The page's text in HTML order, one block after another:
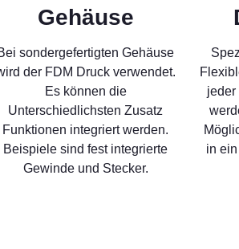
Gehäuse
sondergefertigten Gehäuse
der FDM Druck verwendet.
Es können die
Unterschiedlichsten Zusatz
Funktionen integriert werden.
Beispiele sind fest integrierte
Gewinde und Stecker.
jeder
in